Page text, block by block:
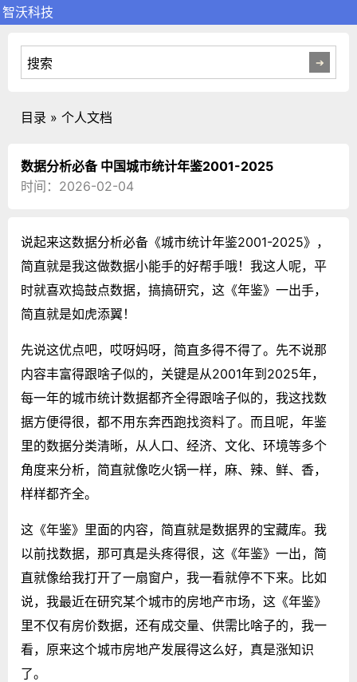
智沃科技
目录 » 个人文档
数据分析必备 中国城市统计年鉴2001-2025
时间：2026-02-04
说起来这数据分析必备《城市统计年鉴2001-2025》，
简直就是我这做数据小能手的好帮手哦！我这人呢，平
时就喜欢捣鼓点数据，搞搞研究，这《年鉴》一出手，
简直就是如虎添翼！
先说这优点吧，哎呀妈呀，简直多得不得了。先不说那
内容丰富得跟啥子似的，关键是从2001年到2025年，
每一年的城市统计数据都齐全得跟啥子似的，我这找数
据方便得很，都不用东奔西跑找资料了。而且呢，年鉴
里的数据分类清晰，从人口、经济、文化、环境等多个
角度来分析，简直就像吃火锅一样，麻、辣、鲜、香，
样样都齐全。
这《年鉴》里面的内容，简直就是数据界的宝藏库。我
以前找数据，那可真是头疼得很，这《年鉴》一出，简
直就像给我打开了一扇窗户，我一看就停不下来。比如
说，我最近在研究某个城市的房地产市场，这《年鉴》
里不仅有房价数据，还有成交量、供需比啥子的，我一
看，原来这个城市房地产发展得这么好，真是涨知识
了。